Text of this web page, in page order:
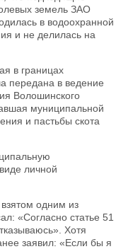
земель ЗАО
в водоохранной
и не делилась на
в границах
передана в ведение
Волошинского
муниципальной
и пастьбы скота
личной
одним из
«Согласно статье 51
Хотя
заявил: «Если бы я